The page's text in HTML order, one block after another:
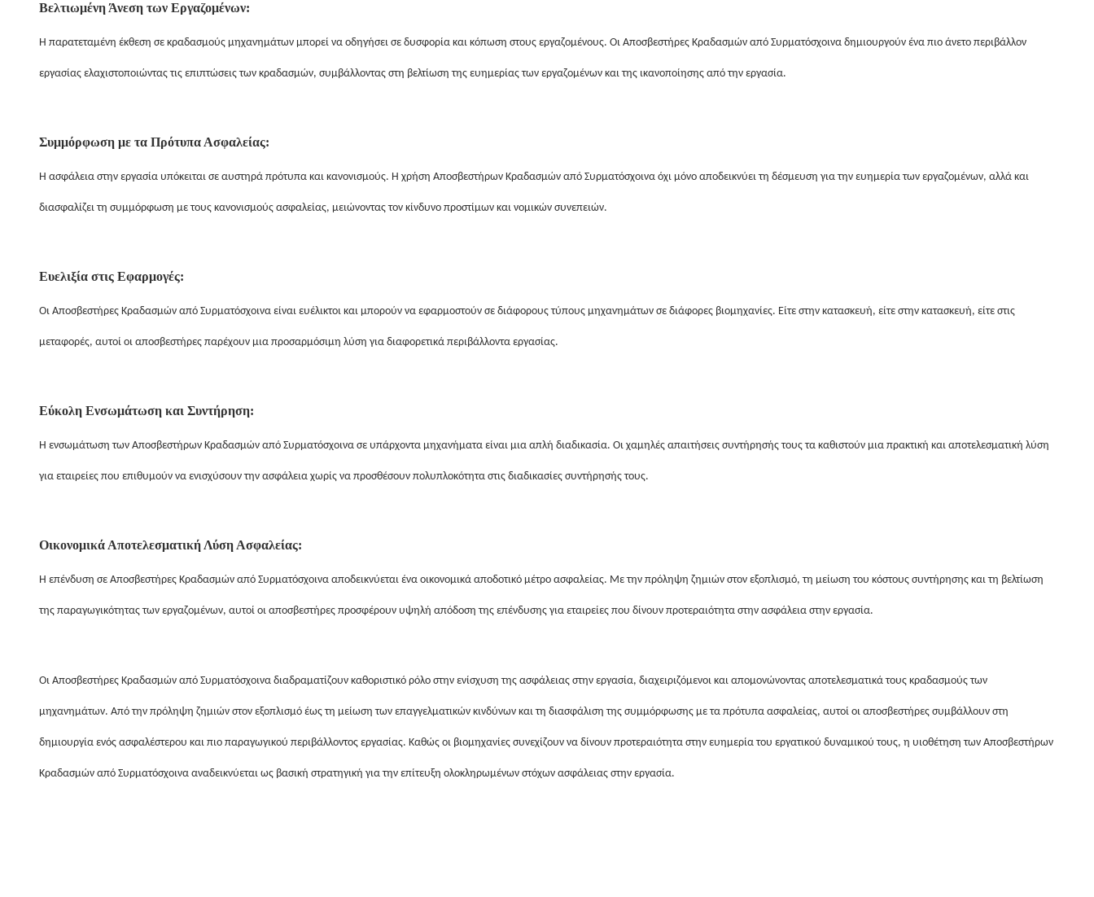
Βελτιωμένη Άνεση των Εργαζομένων:
Η παρατεταμένη έκθεση σε κραδασμούς μηχανημάτων μπορεί να οδηγήσει σε δυσφορία και κόπωση στους εργαζομένους. Οι Αποσβεστήρες Κραδασμών από Συρματόσχοινα δημιουργούν ένα πιο άνετο περιβάλλον
εργασίας ελαχιστοποιώντας τις επιπτώσεις των κραδασμών, συμβάλλοντας στη βελτίωση της ευημερίας των εργαζομένων και της ικανοποίησης από την εργασία.
Συμμόρφωση με τα Πρότυπα Ασφαλείας:
Η ασφάλεια στην εργασία υπόκειται σε αυστηρά πρότυπα και κανονισμούς. Η χρήση Αποσβεστήρων Κραδασμών από Συρματόσχοινα όχι μόνο αποδεικνύει τη δέσμευση για την ευημερία των εργαζομένων, αλλά και
διασφαλίζει τη συμμόρφωση με τους κανονισμούς ασφαλείας, μειώνοντας τον κίνδυνο προστίμων και νομικών συνεπειών.
Ευελιξία στις Εφαρμογές:
Οι Αποσβεστήρες Κραδασμών από Συρματόσχοινα είναι ευέλικτοι και μπορούν να εφαρμοστούν σε διάφορους τύπους μηχανημάτων σε διάφορες βιομηχανίες. Είτε στην κατασκευή, είτε στην κατασκευή, είτε στις
μεταφορές, αυτοί οι αποσβεστήρες παρέχουν μια προσαρμόσιμη λύση για διαφορετικά περιβάλλοντα εργασίας.
Εύκολη Ενσωμάτωση και Συντήρηση:
Η ενσωμάτωση των Αποσβεστήρων Κραδασμών από Συρματόσχοινα σε υπάρχοντα μηχανήματα είναι μια απλή διαδικασία. Οι χαμηλές απαιτήσεις συντήρησής τους τα καθιστούν μια πρακτική και αποτελεσματική λύση
για εταιρείες που επιθυμούν να ενισχύσουν την ασφάλεια χωρίς να προσθέσουν πολυπλοκότητα στις διαδικασίες συντήρησής τους.
Οικονομικά Αποτελεσματική Λύση Ασφαλείας:
Η επένδυση σε Αποσβεστήρες Κραδασμών από Συρματόσχοινα αποδεικνύεται ένα οικονομικά αποδοτικό μέτρο ασφαλείας. Με την πρόληψη ζημιών στον εξοπλισμό, τη μείωση του κόστους συντήρησης και τη βελτίωση
της παραγωγικότητας των εργαζομένων, αυτοί οι αποσβεστήρες προσφέρουν υψηλή απόδοση της επένδυσης για εταιρείες που δίνουν προτεραιότητα στην ασφάλεια στην εργασία.
Οι Αποσβεστήρες Κραδασμών από Συρματόσχοινα διαδραματίζουν καθοριστικό ρόλο στην ενίσχυση της ασφάλειας στην εργασία, διαχειριζόμενοι και απομονώνοντας αποτελεσματικά τους κραδασμούς των
μηχανημάτων. Από την πρόληψη ζημιών στον εξοπλισμό έως τη μείωση των επαγγελματικών κινδύνων και τη διασφάλιση της συμμόρφωσης με τα πρότυπα ασφαλείας, αυτοί οι αποσβεστήρες συμβάλλουν στη
δημιουργία ενός ασφαλέστερου και πιο παραγωγικού περιβάλλοντος εργασίας. Καθώς οι βιομηχανίες συνεχίζουν να δίνουν προτεραιότητα στην ευημερία του εργατικού δυναμικού τους, η υιοθέτηση των Αποσβεστήρων
Κραδασμών από Συρματόσχοινα αναδεικνύεται ως βασική στρατηγική για την επίτευξη ολοκληρωμένων στόχων ασφάλειας στην εργασία.